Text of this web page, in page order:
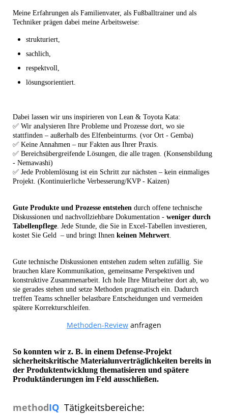
Meine Erfahrungen als Familienvater, als Fußballtrainer und als
Techniker prägen dabei meine Arbeitsweise:
strukturiert,
sachlich,
respektvoll,
lösungsorientiert.
Dabei lassen wir uns inspirieren von Lean & Toyota Kata:
✅ Wir analysieren Ihre Probleme und Prozesse dort, wo sie
stattfinden – außerhalb des Elfenbeinturms. (vor Ort - Gemba)
✅ Keine Annahmen – nur Fakten aus Ihrer Praxis.
✅ Bereichsübergreifende Lösungen, die alle tragen. (Konsensbildung
- Nemawashi)
✅ Jede Problemlösung ist ein Schritt zur nächsten – kein einmaliges
Projekt. (Kontinuierliche Verbesserung/KVP - Kaizen)
Gute Produkte und Prozesse entstehen durch offene technische
Diskussionen und nachvollziehbare Dokumentation - weniger durch
Tabellenpflege. Jede Stunde, die Sie in Excel-Tabellen investieren,
kostet Sie Geld – und bringt Ihnen keinen Mehrwert.
Gute technische Diskussionen entstehen zudem selten zufällig. Sie
brauchen klare Kommunikation, gemeinsame Perspektiven und
konstruktive Zusammenarbeit. Ich hole Ihre Mitarbeiter dort ab, wo
sie gerades stehen und setze Methoden pragmatisch ein. Dadurch
treffen Teams schneller belastbare Entscheidungen und vermeiden
spätere Korrekturschleifen.
Methoden-Review anfragen
So konnten wir z. B. in einem Defense-Projekt
sicherheitskritische Materialunverträglichkeiten bereits in
der Produktentwicklung thematisieren und spätere
Produktänderungen im Feld ausschließen.
methodIQ Tätigkeitsbereiche: